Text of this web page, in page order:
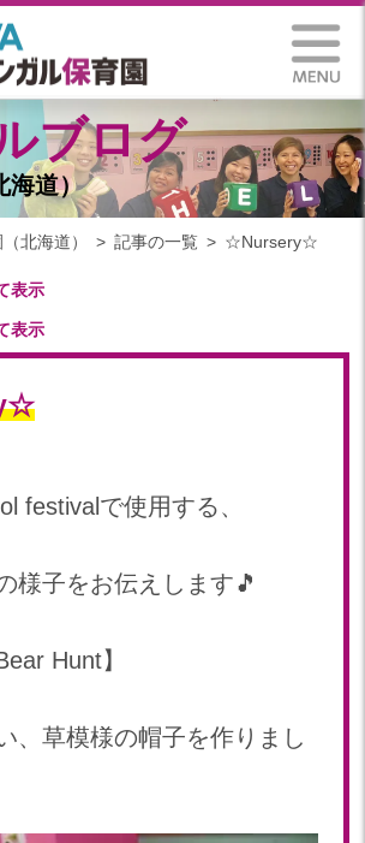
ブログ
海道）
北海道） 記事の一覧 ☆Nursery☆
表示
城県）
県）
城県)
道)
表示
festivalで使用する、
様子をお伝えします🎵
Hunt】
、草模様の帽子を作りまし